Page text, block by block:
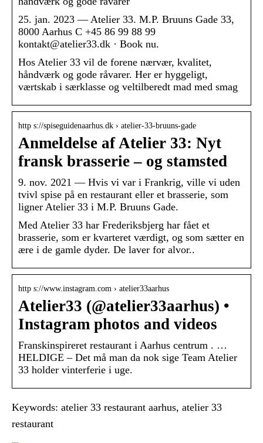
25. jan. 2023 — Atelier 33. M.P. Bruuns Gade 33,
8000 Aarhus C +45 86 99 88 99
kontakt@atelier33.dk · Book nu.
Hos Atelier 33 vil de forene nærvær, kvalitet,
håndværk og gode råvarer. Her er hyggeligt,
værtskab i særklasse og veltilberedt mad med smag
http s://spiseguidenaarhus.dk › atelier-33-bruuns-gade
Anmeldelse af Atelier 33: Nyt
fransk brasserie – og stamsted
9. nov. 2021 — Hvis vi var i Frankrig, ville vi uden
tvivl spise på en restaurant eller et brasserie, som
ligner Atelier 33 i M.P. Bruuns Gade.
Med Atelier 33 har Frederiksbjerg har fået et
brasserie, som er kvarteret værdigt, og som sætter en
ære i de gamle dyder. De laver for alvor..
http s://www.instagram.com › atelier33aarhus
Atelier33 (@atelier33aarhus) •
Instagram photos and videos
Franskinspireret restaurant i Aarhus centrum . …
HELDIGE – Det må man da nok sige Team Atelier
33 holder vinterferie i uge.
Keywords: atelier 33 restaurant aarhus, atelier 33
restaurant